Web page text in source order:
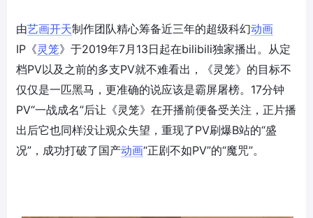
由艺画开天制作团队精心筹备近三年的超级科幻动画
IP《灵笼》于2019年7月13日起在bilibili独家播出。从定
档PV以及之前的多支PV就不难看出，《灵笼》的目标不
仅仅是一匹黑马，更准确的说应该是霸屏屠榜。17分钟
PV“一战成名”后让《灵笼》在开播前便备受关注，正片播
出后它也同样没让观众失望，重现了PV刷爆B站的“盛
况”，成功打破了国产动画“正剧不如PV”的“魔咒”。